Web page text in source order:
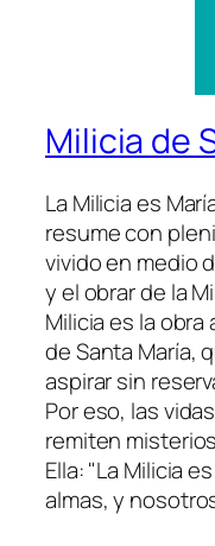
Milicia de
La Milicia es
resume con
vivido en medio
y el obrar de la
Milicia es la
de Santa María,
aspirar sin
Por eso, las
remiten
Ella: "La Milicia
almas, y